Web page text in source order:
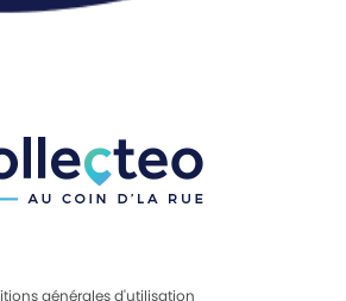
générales d'utilisation